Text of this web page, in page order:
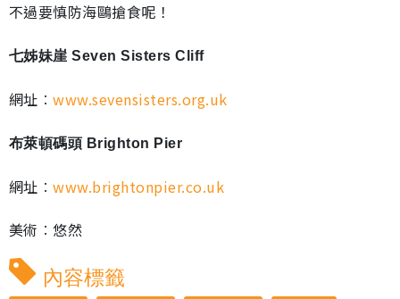
不過要慎防海鷗搶食呢！
七姊妹崖 Seven Sisters Cliff
網址︰www.sevensisters.org.uk
布萊頓碼頭 Brighton Pier
網址︰www.brightonpier.co.uk
美術︰悠然
內容標籤